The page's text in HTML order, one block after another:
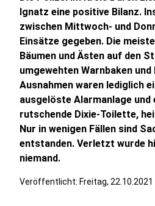
Ignatz eine positive Bilanz.
zwischen Mittwoch- und
Einsätze gegeben. Die
Bäumen und Ästen auf den
umgewehten Warnbaken und
Ausnahmen waren lediglich
ausgelöste Alarmanlage und
rutschende Dixie-Toilette,
Nur in wenigen Fällen sind
entstanden. Verletzt wurde
niemand.
Veröffentlicht: Freitag, 22.10.2021